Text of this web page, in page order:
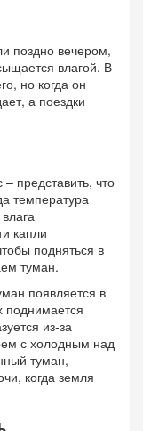
поздно вечером,
влагой. В
но когда он
а поездки
представить, что
температура
капли
подняться в
туман.
появляется в
поднимается
из‑за
с холодным над
туман,
когда земля